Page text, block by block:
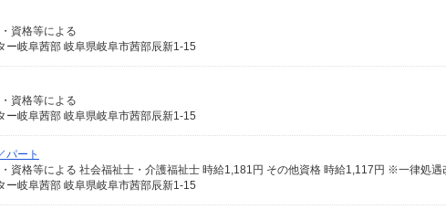
資格等による
岐阜茜部 岐阜県岐阜市茜部辰新1-15
資格等による
岐阜茜部 岐阜県岐阜市茜部辰新1-15
パート
岐阜茜部 岐阜県岐阜市茜部辰新1-15